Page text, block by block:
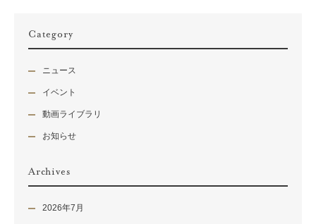
Category
ニュース
イベント
動画ライブラリ
お知らせ
Archives
2026年7月